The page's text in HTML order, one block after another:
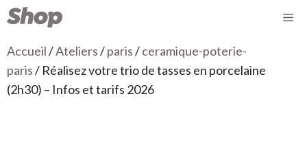
Accueil/Ateliers/paris/ceramique-poterie-
paris/ Réalisez votre trio de tasses en porcelaine
(2h30) – Infos et tarifs 2026